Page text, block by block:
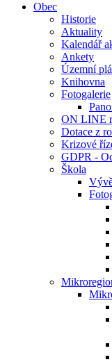
Obec
Historie
Aktuality
Kalendář
Ankety
Územní
Knihovna
Fotogalerie
ON LINE
Dotace z
Krizové
GDPR -
Škola